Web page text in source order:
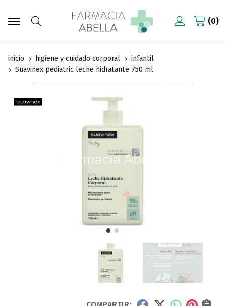
Buscar
0
inicio higiene y cuidado corporal
infantil
Suavinex pediatric leche hidratante 750 ml